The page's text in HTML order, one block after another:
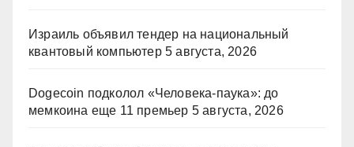
Израиль объявил тендер на национальный
квантовый компьютер 5 августа, 2026
Dogecoin подколол «Человека-паука»: до
мемкоина еще 11 премьер 5 августа, 2026